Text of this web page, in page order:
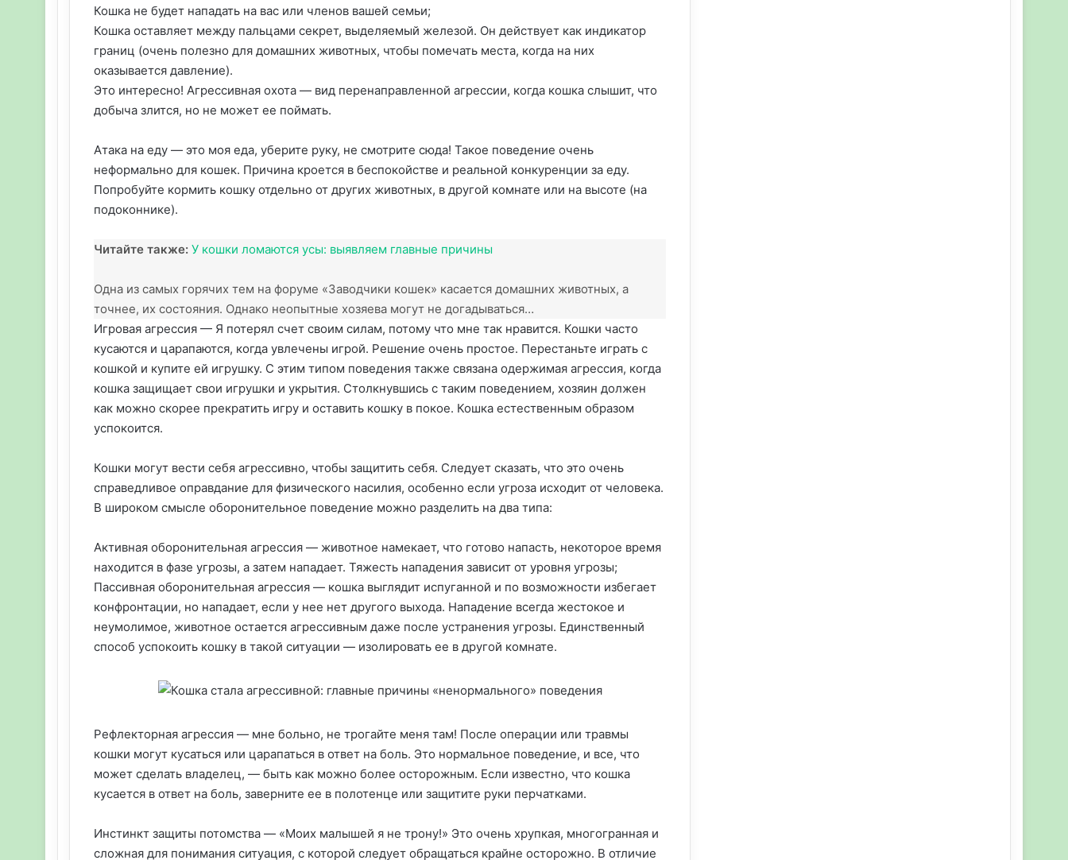
Кошка не будет нападать на вас или членов вашей семьи;
Кошка оставляет между пальцами секрет, выделяемый железой. Он действует как индикатор
границ (очень полезно для домашних животных, чтобы помечать места, когда на них
оказывается давление).
Это интересно! Агрессивная охота — вид перенаправленной агрессии, когда кошка слышит, что
добыча злится, но не может ее поймать.
Атака на еду — это моя еда, уберите руку, не смотрите сюда! Такое поведение очень
неформально для кошек. Причина кроется в беспокойстве и реальной конкуренции за еду.
Попробуйте кормить кошку отдельно от других животных, в другой комнате или на высоте (на
подоконнике).
Читайте также: У кошки ломаются усы: выявляем главные причины
Одна из самых горячих тем на форуме «Заводчики кошек» касается домашних животных, а
точнее, их состояния. Однако неопытные хозяева могут не догадываться…
Игровая агрессия — Я потерял счет своим силам, потому что мне так нравится. Кошки часто
кусаются и царапаются, когда увлечены игрой. Решение очень простое. Перестаньте играть с
кошкой и купите ей игрушку. С этим типом поведения также связана одержимая агрессия, когда
кошка защищает свои игрушки и укрытия. Столкнувшись с таким поведением, хозяин должен
как можно скорее прекратить игру и оставить кошку в покое. Кошка естественным образом
успокоится.
Кошки могут вести себя агрессивно, чтобы защитить себя. Следует сказать, что это очень
справедливое оправдание для физического насилия, особенно если угроза исходит от человека.
В широком смысле оборонительное поведение можно разделить на два типа:
Активная оборонительная агрессия — животное намекает, что готово напасть, некоторое время
находится в фазе угрозы, а затем нападает. Тяжесть нападения зависит от уровня угрозы;
Пассивная оборонительная агрессия — кошка выглядит испуганной и по возможности избегает
конфронтации, но нападает, если у нее нет другого выхода. Нападение всегда жестокое и
неумолимое, животное остается агрессивным даже после устранения угрозы. Единственный
способ успокоить кошку в такой ситуации — изолировать ее в другой комнате.
Рефлекторная агрессия — мне больно, не трогайте меня там! После операции или травмы
кошки могут кусаться или царапаться в ответ на боль. Это нормальное поведение, и все, что
может сделать владелец, — быть как можно более осторожным. Если известно, что кошка
кусается в ответ на боль, заверните ее в полотенце или защитите руки перчатками.
Инстинкт защиты потомства — «Моих малышей я не трону!» Это очень хрупкая, многогранная и
сложная для понимания ситуация, с которой следует обращаться крайне осторожно. В отличие